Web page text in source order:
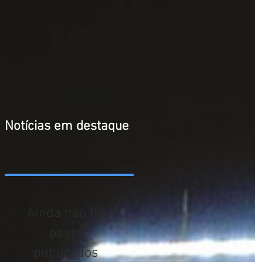
Notícias em destaque
publicados